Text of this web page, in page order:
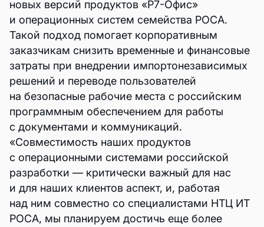
новых версий продуктов «Р7-Офис»
и операционных систем семейства РОСА.
Такой подход помогает корпоративным
заказчикам снизить временные и финансовые
затраты при внедрении импортонезависимых
решений и переводе пользователей
на безопасные рабочие места с российским
программным обеспечением для работы
с документами и коммуникаций.
«Совместимость наших продуктов
с операционными системами российской
разработки — критически важный для нас
и для наших клиентов аспект, и, работая
над ним совместно со специалистами НТЦ ИТ
РОСА, мы планируем достичь еще более